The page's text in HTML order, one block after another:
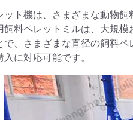
ット機は、さまざまな動物
飼料ペレットミルは、大規
で、さまざまな直径の飼料
に対応可能です。